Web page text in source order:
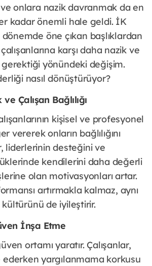
onlara nazik davranmak da en
kadar önemli hale geldi. İK
öne çıkan başlıklardan
karşı daha nazik ve
gerektiği yönündeki değişim.
nasıl dönüştürüyor?
Çalışan Bağlılığı
kişisel ve profesyonel
vererek onların bağlılığını
liderlerinin desteğini ve
kendilerini daha değerli
olan motivasyonları artar.
artırmakla kalmaz, aynı
de iyileştirir.
İnşa Etme
ortamı yaratır. Çalışanlar,
yargılanmama korkusu